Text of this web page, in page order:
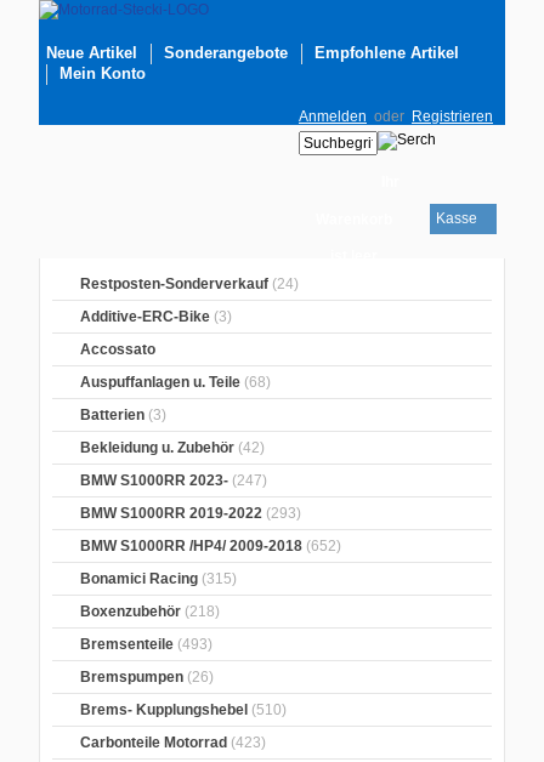
Neue Artikel Sonderangebote
Empfohlene Artikel
Mein Konto
Anmelden oder Registrieren
Kasse
Restposten-Sonderverkauf (24)
Additive-ERC-Bike (3)
Accossato
Auspuffanlagen u. Teile (68)
Batterien (3)
Bekleidung u. Zubehör (42)
BMW S1000RR 2023- (247)
BMW S1000RR 2019-2022 (293)
BMW S1000RR /HP4/ 2009-2018 (652)
Bonamici Racing (315)
Boxenzubehör (218)
Bremsenteile (493)
Bremspumpen (26)
Brems- Kupplungshebel (510)
Carbonteile Motorrad (423)